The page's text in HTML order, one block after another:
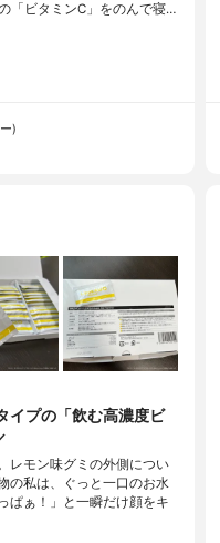
「ビタミンC」をのんで寝…
)
イプの「飲む高濃度ビ
レモン味グミの外側につい
の私は、ぐっと一口のお水
ぱぁ！」と一瞬だけ顔をキ